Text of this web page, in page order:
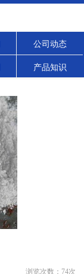
公司动态
产品知识
浏览次数： 74次